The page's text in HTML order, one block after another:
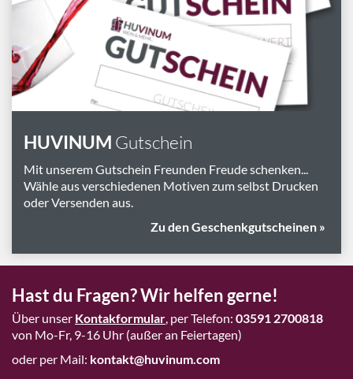
Geschenk-Pakete
Marken
Inspiration
Wissenswelt
Schlagworte
HUVINUM Gutschein
Mit unserem Gutschein Freunden Freude schenken...
Wähle aus verschiedenen Motiven zum selbst Drucken
oder Versenden aus.
Zu den Geschenkgutscheinen »
Hast du Fragen? Wir helfen gerne!
Über unser Kontakformular, per Telefon: 03591 2700818
von Mo-Fr, 9-16 Uhr (außer an Feiertagen)
oder per Mail: kontakt@huvinum.com